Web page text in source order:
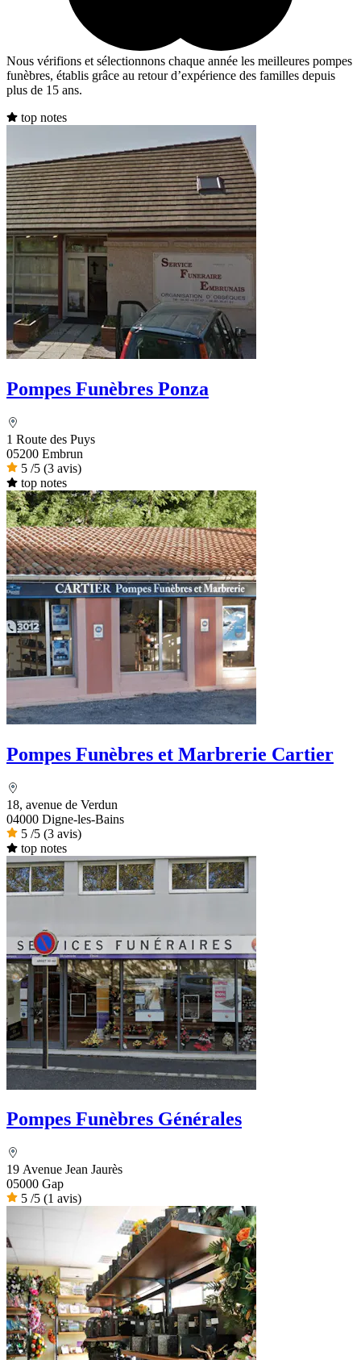
Nous vérifions et sélectionnons chaque année les meilleures pompes
funèbres, établis grâce au retour d’expérience des familles depuis
plus de 15 ans.
top notes
Pompes Funèbres Ponza
1 Route des Puys
05200 Embrun
5 /5 (3 avis)
top notes
Pompes Funèbres et Marbrerie Cartier
18, avenue de Verdun
04000 Digne-les-Bains
5 /5 (3 avis)
top notes
Pompes Funèbres Générales
19 Avenue Jean Jaurès
05000 Gap
5 /5 (1 avis)